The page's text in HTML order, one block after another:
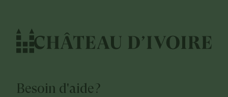
Besoin d'aide?